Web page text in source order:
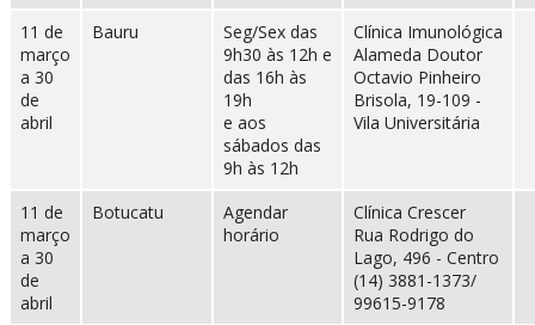
11 de
março
a 30
de
abril
Bauru
Seg/Sex das
9h30 às 12h e
das 16h às
19h
e aos
sábados das
9h às 12h
Clínica Imunológica
Alameda Doutor
Octavio Pinheiro
Brisola, 19-109 -
Vila Universitária
11 de
março
a 30
de
abril
Botucatu
Agendar
horário
Clínica Crescer
Rua Rodrigo do
Lago, 496 - Centro
(14) 3881-1373/
99615-9178